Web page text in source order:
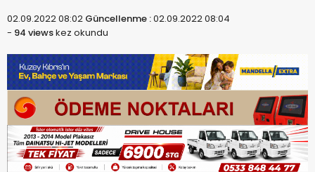
02.09.2022 08:02 Güncellenme :02.09.2022 08:04
- 94 viewskez okundu